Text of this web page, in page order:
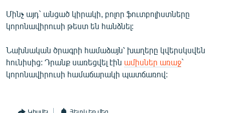
ՀԵՏԵՎԵՔ ՄԵԶ
«Ազատության» բոլոր կայքերը
Մինչ այդ` անցած կիրակի, բոլոր ֆուտբոլիստները
կորոնավիրուսի թեստ են հանձնել:
Նախնական ծրագրի համաձայն՝ խաղերը կվերսկսվեն
հունիսից: Դրանք սառեցվել էին ամիսներ առաջ`
կորոնավիրուսի համաճարակի պատճառով: